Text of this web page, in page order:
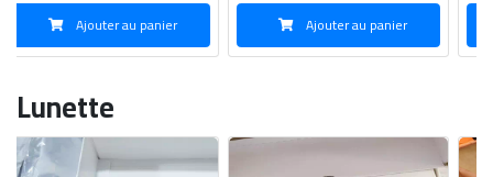
Ajouter au panier Ajouter au panier
Lunette